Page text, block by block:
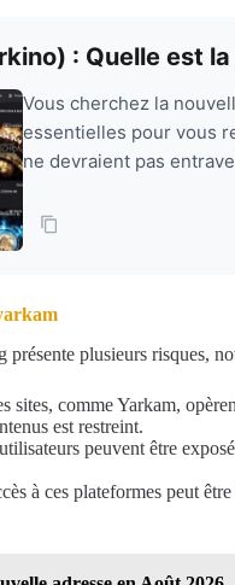
: Quelle est
Vous cherchez la
essentielles pour vous
ne devraient pas
présente plusieurs risques,
sites, comme Yarkam,
est restreint.
peuvent être
à ces plateformes peut